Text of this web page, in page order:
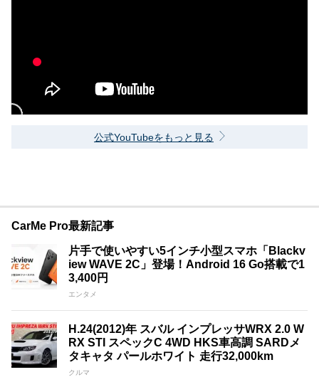
公式YouTubeをもっと見る
CarMe Pro最新記事
片手で使いやすい5インチ小型スマホ「Blackv
iew WAVE 2C」登場！Android 16 Go搭載で1
3,400円
エンタメ
H.24(2012)年 スバル インプレッサWRX 2.0 W
RX STI スペックC 4WD HKS車高調 SARDメ
タキャタ パールホワイト 走行32,000km
クルマ